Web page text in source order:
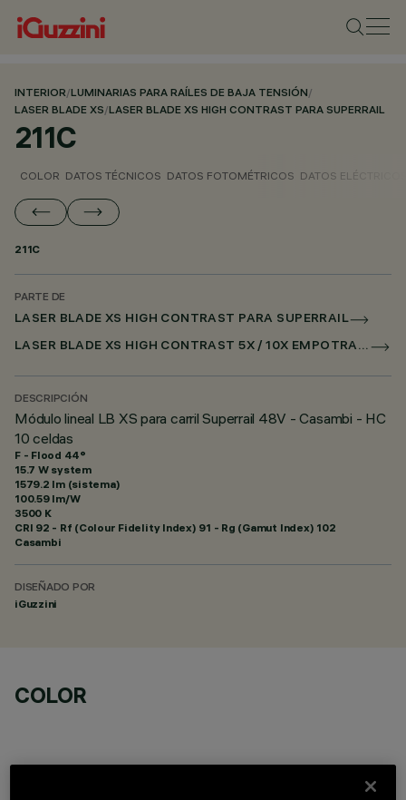
INTERIOR/LUMINARIAS PARA RAÍLES DE BAJA TENSIÓN/
LASER BLADE XS/LASER BLADE XS HIGH CONTRAST PARA SUPERRAIL
211C
COLOR DATOS TÉCNICOS DATOS FOTOMÉTRICOS DATOS
211C
PARTE DE
LASER BLADE XS HIGH CONTRAST PARA SUPERRAIL
LASER BLADE XS HIGH CONTRAST 5X / 10X EMPOTRADO PARA SUPERRAIL CASAMBI
DESCRIPCIÓN
Módulo lineal LB XS para carril Superrail 48V - Casambi - HC
10 celdas
F - Flood 44°
15.7 W system
1579.2 lm (sistema)
100.59 lm/W
3500 K
CRI 92 - Rf (Colour Fidelity Index) 91 - Rg (Gamut Index) 102
Casambi
DISEÑADO POR
iGuzzini
COLOR